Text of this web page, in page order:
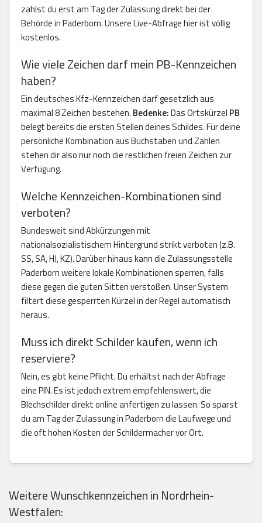
zahlst du erst am Tag der Zulassung direkt bei der
Behörde in Paderborn. Unsere Live-Abfrage hier ist völlig
kostenlos.
Wie viele Zeichen darf mein PB-Kennzeichen
haben?
Ein deutsches Kfz-Kennzeichen darf gesetzlich aus
maximal 8 Zeichen bestehen. Bedenke:Das Ortskürzel PB
belegt bereits die ersten Stellen deines Schildes. Für deine
persönliche Kombination aus Buchstaben und Zahlen
stehen dir also nur noch die restlichen freien Zeichen zur
Verfügung.
Welche Kennzeichen-Kombinationen sind
verboten?
Bundesweit sind Abkürzungen mit
nationalsozialistischem Hintergrund strikt verboten (z.B.
SS, SA, HJ, KZ). Darüber hinaus kann die Zulassungsstelle
Paderborn weitere lokale Kombinationen sperren, falls
diese gegen die guten Sitten verstoßen. Unser System
filtert diese gesperrten Kürzel in der Regel automatisch
heraus.
Muss ich direkt Schilder kaufen, wenn ich
reserviere?
Nein, es gibt keine Pflicht. Du erhältst nach der Abfrage
eine PIN. Es ist jedoch extrem empfehlenswert, die
Blechschilder direkt online anfertigen zu lassen. So sparst
du am Tag der Zulassung in Paderborn die Laufwege und
die oft hohen Kosten der Schildermacher vor Ort.
Weitere Wunschkennzeichen in Nordrhein-
Westfalen: